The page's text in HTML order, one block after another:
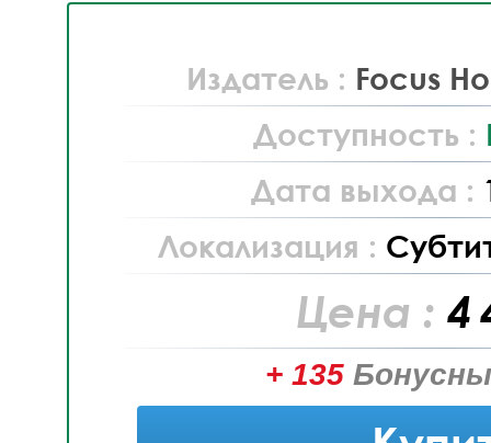
Издатель : Focus
Доступность :
Дата выхода :
Локализация :
Цена : 4
+ 135